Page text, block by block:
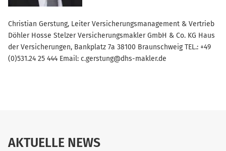
Christian Gerstung, Leiter Versicherungsmanagement & Vertrieb
Döhler Hosse Stelzer Versicherungsmakler GmbH & Co. KG Haus
der Versicherungen, Bankplatz 7a 38100 Braunschweig TEL.: +49
(0)531.24 25 444 Email: c.gerstung@dhs-makler.de
AKTUELLE NEWS